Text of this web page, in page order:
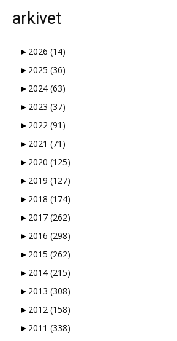
arkivet
► 2026 (14)
► 2025 (36)
► 2024 (63)
► 2023 (37)
► 2022 (91)
► 2021 (71)
► 2020 (125)
► 2019 (127)
► 2018 (174)
► 2017 (262)
► 2016 (298)
► 2015 (262)
► 2014 (215)
► 2013 (308)
► 2012 (158)
► 2011 (338)